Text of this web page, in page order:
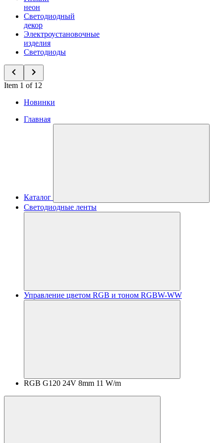
неон
Светодиодный
декор
Электроустановочные
изделия
Светодиоды
Item 1 of 12
Новинки
Главная
Каталог
Светодиодные ленты
Управление цветом RGB и тоном RGBW-WW
RGB G120 24V 8mm 11 W/m